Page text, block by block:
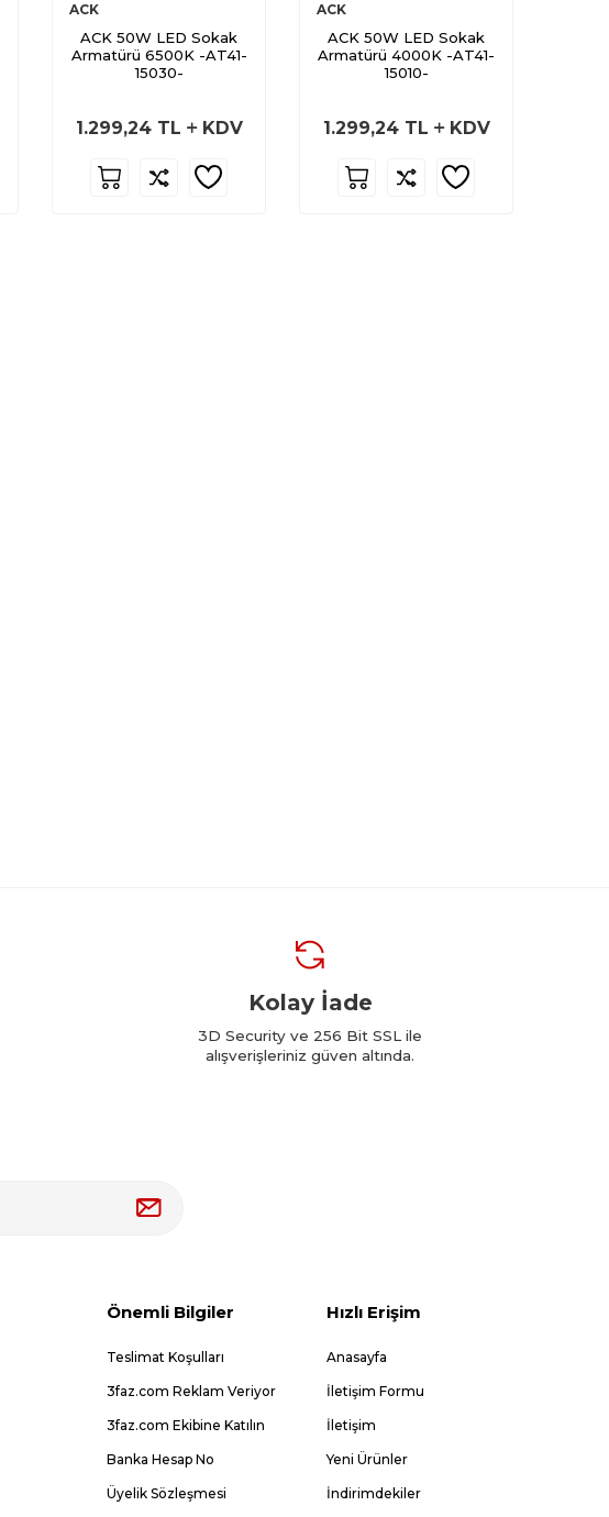
ACK
ACK 50W LED Sokak
Armatürü 6500K -AT41-
15030-
1.299,24TL KDV
ACK
ACK 50W LED Sokak
Armatürü 4000K -AT41-
15010-
1.299,24TL KDV
Kolay İade
3D Security ve 256 Bit SSL ile
alışverişleriniz güven altında.
Önemli Bilgiler
Teslimat Koşulları
3faz.com Reklam Veriyor
3faz.com Ekibine Katılın
Banka Hesap No
Üyelik Sözleşmesi
Hızlı Erişim
Anasayfa
İletişim Formu
İletişim
Yeni Ürünler
İndirimdekiler